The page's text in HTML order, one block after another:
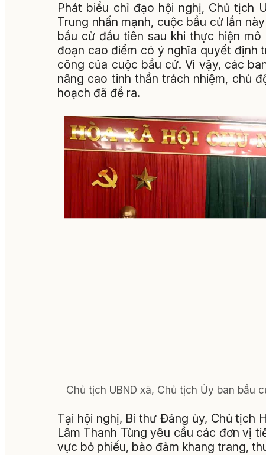
Phát biểu chỉ đạo hội nghị, Chủ tịch
Trung nhấn mạnh, cuộc bầu cử lần
bầu cử đầu tiên sau khi thực hiện
đoạn cao điểm có ý nghĩa quyết định
công của cuộc bầu cử. Vì vậy, các
nâng cao tinh thần trách nhiệm, chủ
hoạch đã đề ra.
Chủ tịch UBND xã, Chủ tịch Ủy ban bầu
Tại hội nghị, Bí thư Đảng ủy, Chủ tịch
Lâm Thanh Tùng yêu cầu các đơn vị
vực bỏ phiếu, bảo đảm khang trang,